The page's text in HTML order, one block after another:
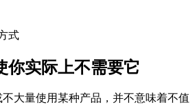
式
你实际上不需要它
大量使用某种产品，并不意味着不值